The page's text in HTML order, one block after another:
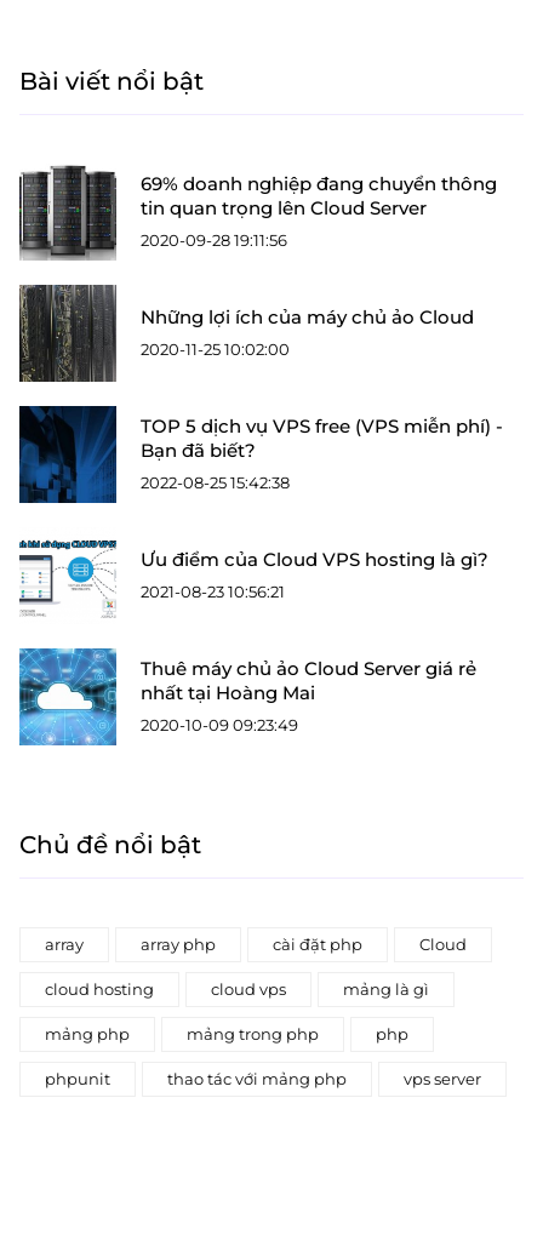
Bài viết nổi bật
69% doanh nghiệp đang chuyển thông
tin quan trọng lên Cloud Server
2020-09-28 19:11:56
Những lợi ích của máy chủ ảo Cloud
2020-11-25 10:02:00
TOP 5 dịch vụ VPS free (VPS miễn phí) -
Bạn đã biết?
2022-08-25 15:42:38
Ưu điểm của Cloud VPS hosting là gì?
2021-08-23 10:56:21
Thuê máy chủ ảo Cloud Server giá rẻ
nhất tại Hoàng Mai
2020-10-09 09:23:49
Chủ đề nổi bật
array array php cài đặt php Cloud
cloud hosting cloud vps mảng là gì
mảng php mảng trong php php
phpunit thao tác với mảng php vps server